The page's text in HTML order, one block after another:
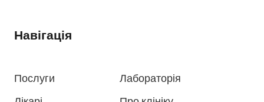
Навігація
Послуги
Лабораторія